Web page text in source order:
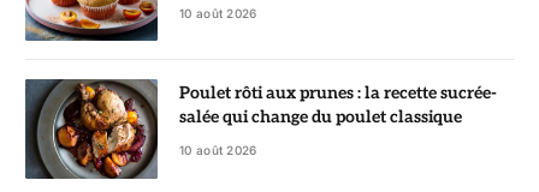
10 août 2026
Poulet rôti aux prunes : la recette sucrée-
salée qui change du poulet classique
10 août 2026